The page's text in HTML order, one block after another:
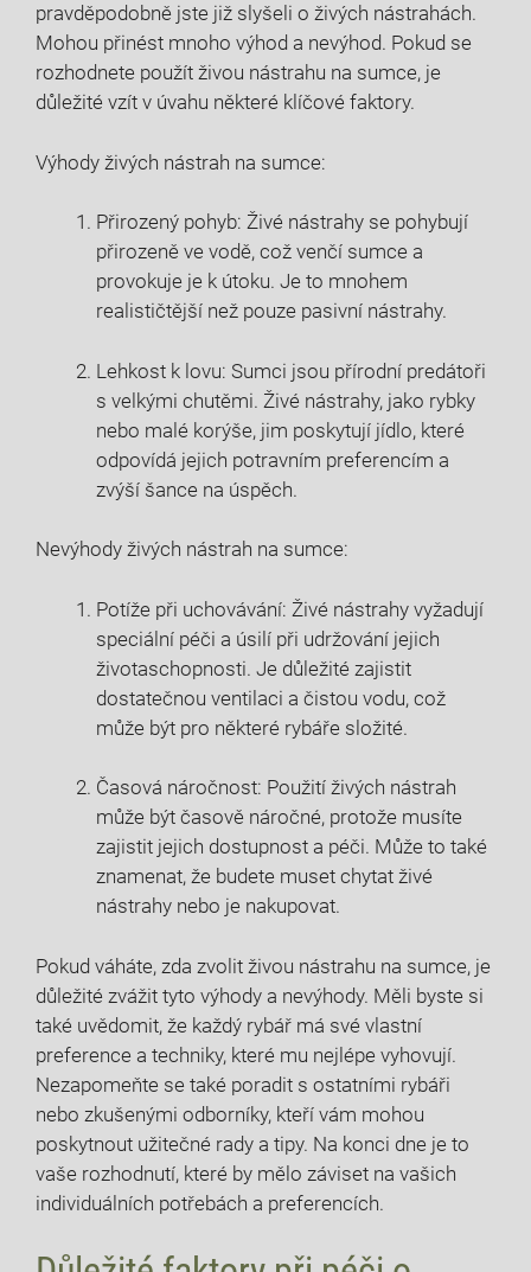
pravděpodobně jste již slyšeli o živých nástrahách.
Mohou přinést mnoho výhod a nevýhod. Pokud se
rozhodnete použít živou nástrahu na sumce, je
důležité vzít v úvahu některé klíčové faktory.
Výhody živých nástrah na sumce:
Přirozený pohyb: Živé nástrahy se pohybují
přirozeně ve vodě, což venčí sumce a
provokuje je k útoku. Je to mnohem
realističtější než pouze pasivní nástrahy.
Lehkost k lovu: Sumci jsou přírodní predátoři
s velkými chutěmi. Živé nástrahy, jako rybky
nebo malé korýše, jim poskytují jídlo, které
odpovídá jejich potravním preferencím a
zvýší šance na úspěch.
Nevýhody živých nástrah na sumce:
Potíže při uchovávání: Živé nástrahy vyžadují
speciální péči a úsilí při udržování jejich
životaschopnosti. Je důležité zajistit
dostatečnou ventilaci a čistou vodu, což
může být pro některé rybáře složité.
Časová náročnost: Použití živých nástrah
může být časově náročné, protože musíte
zajistit jejich dostupnost a péči. Může to také
znamenat, že budete muset chytat živé
nástrahy nebo je nakupovat.
Pokud váháte, zda zvolit živou nástrahu na sumce, je
důležité zvážit tyto výhody a nevýhody. Měli byste si
také uvědomit, že každý rybář má své vlastní
preference a techniky, které mu nejlépe vyhovují.
Nezapomeňte se také poradit s ostatními rybáři
nebo zkušenými odborníky, kteří vám mohou
poskytnout užitečné rady a tipy. Na konci dne je to
vaše rozhodnutí, které by mělo záviset na vašich
individuálních potřebách a preferencích.